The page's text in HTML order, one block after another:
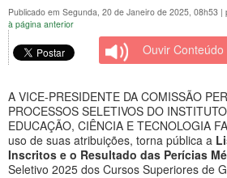
Publicado em Segunda, 20 de Janeiro de 2025, 08h53 |
à página anterior
Ouvir Conteúdo
A VICE-PRESIDENTE DA COMISSÃO
PROCESSOS SELETIVOS DO
EDUCAÇÃO, CIÊNCIA E TECNOLOGIA
uso de suas atribuições, torna pública a
Inscritos e o Resultado das Perícias
Seletivo 2025 dos Cursos Superiores de